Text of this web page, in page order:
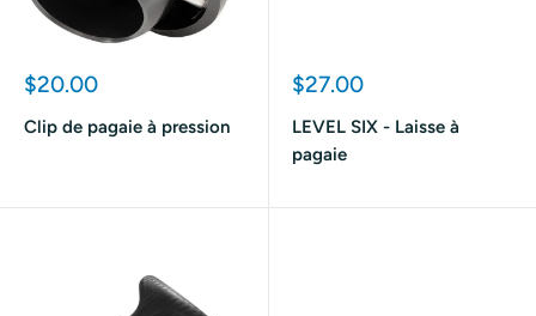
Prix
$20.00
Clip de pagaie à pression
Prix
$27.00
LEVEL SIX - Laisse à
pagaie